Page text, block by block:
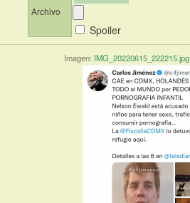
Archivo
Spoiler
Imagen: IMG_20220615_222215.jpg